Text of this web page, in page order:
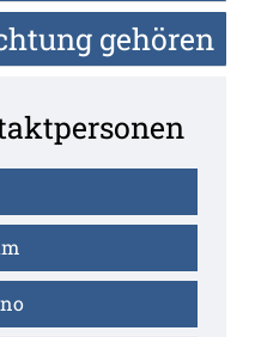
gehören